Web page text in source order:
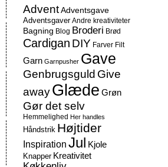
Advent Adventsgave
Adventsgaver Andre kreativiteter
Bagning Blog Broderi Brød
Cardigan DIY Farver Filt
Garn Garnpusher Gave
Genbrugsguld Give
awayGlæde Grøn
Gør det selv
Hemmelighed Her handles
Håndstrik Højtider
Inspiration Jul Kjole
Knapper Kreativitet